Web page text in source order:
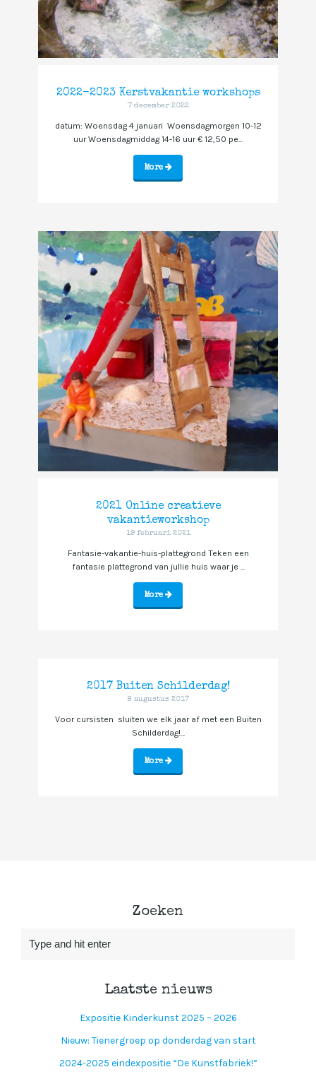
2022-2023 Kerstvakantie workshops
7 december 2022
datum: Woensdag 4 januari Woensdagmorgen 10-12
uur Woensdagmiddag 14-16 uur € 12,50 pe...
More
2021 Online creatieve
vakantieworkshop
19 februari 2021
Fantasie-vakantie-huis-plattegrond Teken een
fantasie plattegrond van jullie huis waar je ...
More
2017 Buiten Schilderdag!
8 augustus 2017
Voor cursisten sluiten we elk jaar af met een Buiten
Schilderdag!...
More
Zoeken
Laatste nieuws
Expositie Kinderkunst 2025 – 2026
Nieuw: Tienergroep op donderdag van start
2024-2025 eindexpositie “De Kunstfabriek!”